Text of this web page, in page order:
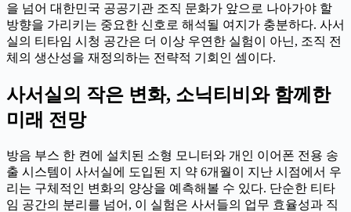
을 넘어 대한민국 공공기관 조직 문화가 앞으로 나아가야 할
방향을 가리키는 중요한 신호로 해석될 여지가 충분하다. 사서
실의 티타임 시청 공간은 더 이상 우연한 실험이 아닌, 조직 전
체의 생산성을 재정의하는 전략적 기회인 셈이다.
사서실의 작은 변화, 소닉티비와 함께한
미래 전망
방음 부스 한 켠에 설치된 소형 모니터와 개인 이어폰 전용 송
출 시스템이 사서실에 도입된 지 약 6개월이 지난 시점에서 우
리는 구체적인 변화의 양상을 예측해볼 수 있다. 단순한 티타
임 공간의 분리를 넘어, 이 실험은 사서들의 업무 효율성과 직